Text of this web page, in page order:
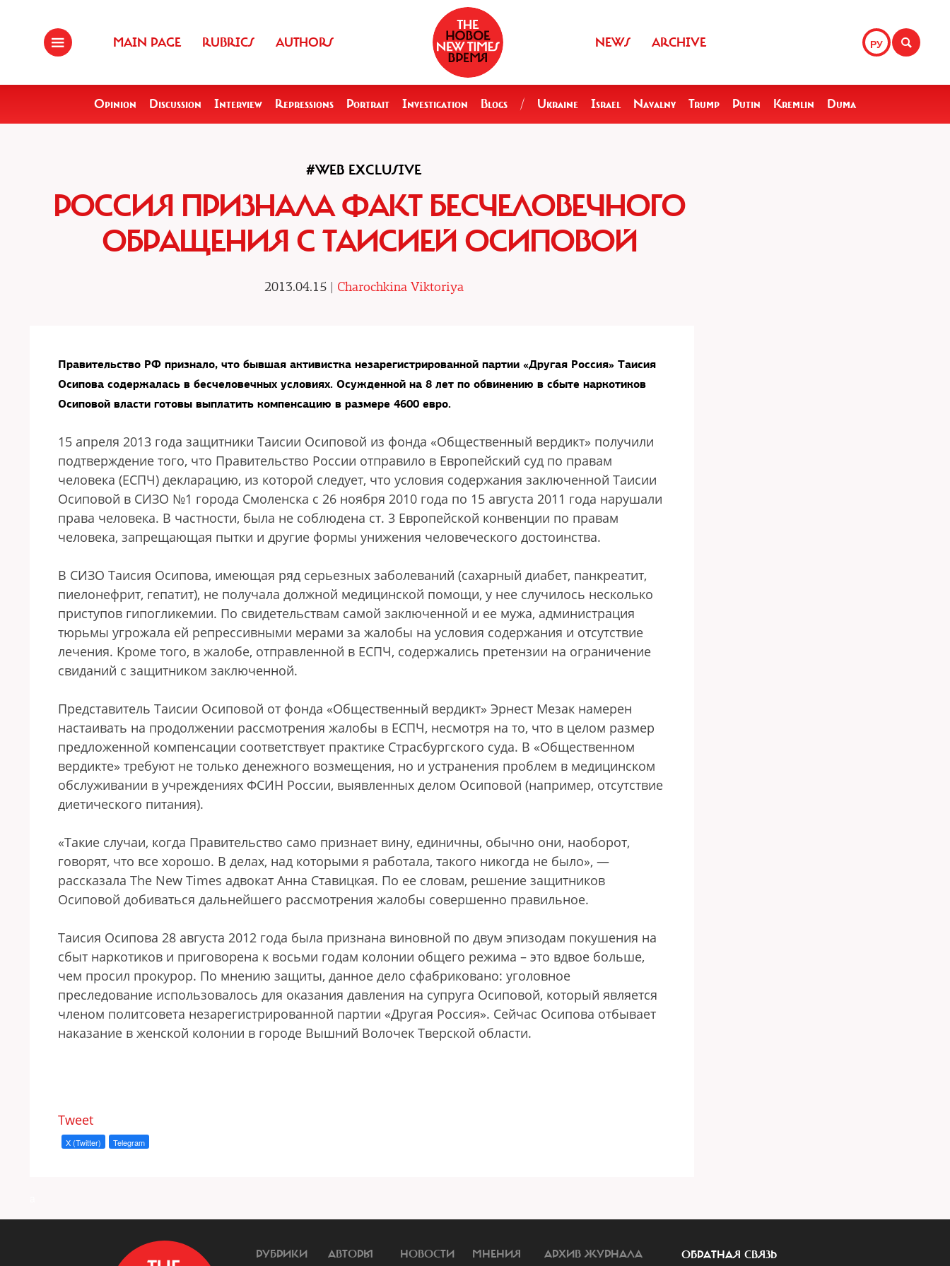
MAIN PAGE RUBRICS AUTHORS РУ
NEWS ARCHIVE
Opinion Discussion Interview Repressions Portrait Investigation Blogs / Ukraine Israel Navalny Trump Putin Kremlin Duma
#WEB EXCLUSIVE
РОССИЯ ПРИЗНАЛА ФАКТ БЕСЧЕЛОВЕЧНОГО
ОБРАЩЕНИЯ С ТАИСИЕЙ ОСИПОВОЙ
2013.04.15 | Charochkina Viktoriya
Правительство РФ признало, что бывшая активистка незарегистрированной партии «Другая Россия» Таисия
Осипова содержалась в бесчеловечных условиях. Осужденной на 8 лет по обвинению в сбыте наркотиков
Осиповой власти готовы выплатить компенсацию в размере 4600 евро.
15 апреля 2013 года защитники Таисии Осиповой из фонда «Общественный вердикт» получили
подтверждение того, что Правительство России отправило в Европейский суд по правам
человека (ЕСПЧ) декларацию, из которой следует, что условия содержания заключенной Таисии
Осиповой в СИЗО №1 города Смоленска с 26 ноября 2010 года по 15 августа 2011 года нарушали
права человека. В частности, была не соблюдена ст. 3 Европейской конвенции по правам
человека, запрещающая пытки и другие формы унижения человеческого достоинства.
В СИЗО Таисия Осипова, имеющая ряд серьезных заболеваний (сахарный диабет, панкреатит,
пиелонефрит, гепатит), не получала должной медицинской помощи, у нее случилось несколько
приступов гипогликемии. По свидетельствам самой заключенной и ее мужа, администрация
тюрьмы угрожала ей репрессивными мерами за жалобы на условия содержания и отсутствие
лечения. Кроме того, в жалобе, отправленной в ЕСПЧ, содержались претензии на ограничение
свиданий с защитником заключенной.
Представитель Таисии Осиповой от фонда «Общественный вердикт» Эрнест Мезак намерен
настаивать на продолжении рассмотрения жалобы в ЕСПЧ, несмотря на то, что в целом размер
предложенной компенсации соответствует практике Страсбургского суда. В «Общественном
вердикте» требуют не только денежного возмещения, но и устранения проблем в медицинском
обслуживании в учреждениях ФСИН России, выявленных делом Осиповой (например, отсутствие
диетического питания).
«Такие случаи, когда Правительство само признает вину, единичны, обычно они, наоборот,
говорят, что все хорошо. В делах, над которыми я работала, такого никогда не было», —
рассказала The New Times адвокат Анна Ставицкая. По ее словам, решение защитников
Осиповой добиваться дальнейшего рассмотрения жалобы совершенно правильное.
Таисия Осипова 28 августа 2012 года была признана виновной по двум эпизодам покушения на
сбыт наркотиков и приговорена к восьми годам колонии общего режима – это вдвое больше,
чем просил прокурор. По мнению защиты, данное дело сфабриковано: уголовное
преследование использовалось для оказания давления на супруга Осиповой, который является
членом политсовета незарегистрированной партии «Другая Россия». Сейчас Осипова отбывает
наказание в женской колонии в городе Вышний Волочек Тверской области.
Tweet
X (Twitter) Telegram
РУБРИКИ АВТОРЫ НОВОСТИ МНЕНИЯ АРХИВ ЖУРНАЛА ОБРАТНАЯ СВЯЗЬ